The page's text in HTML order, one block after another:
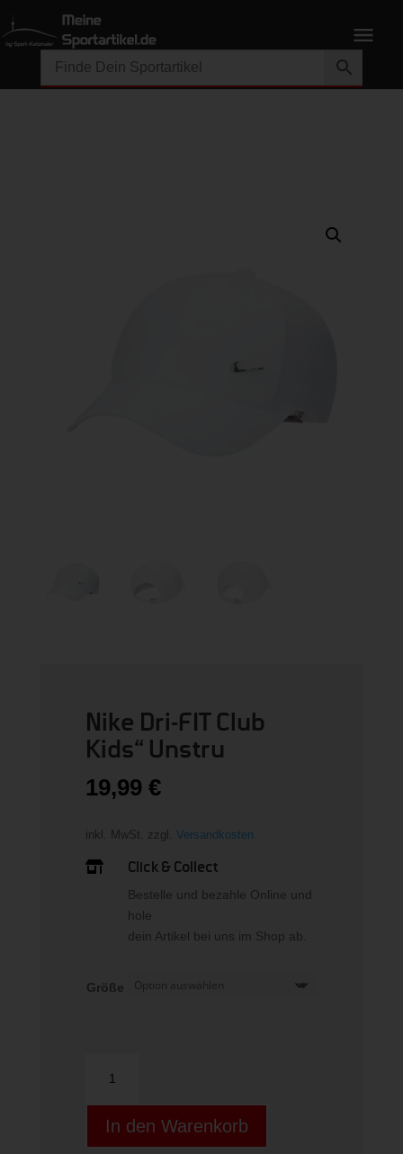
Nike Dri-FIT Club
Kids“ Unstru
19,99 €
inkl. MwSt. zzgl. Versandkosten
 Click & Collect
Bestelle und bezahle Online und
hole
dein Artikel bei uns im Shop ab.
Größe
FIT
Kids"
In den Warenkorb